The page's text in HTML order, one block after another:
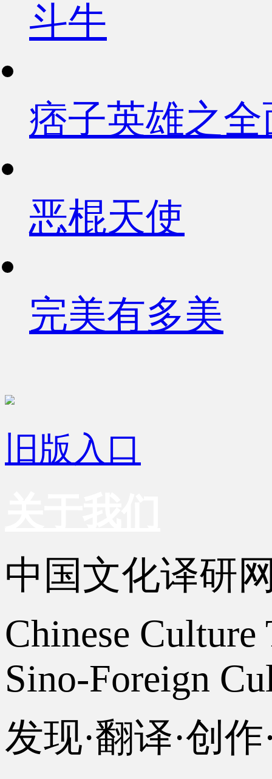
斗牛
痞子英雄之
恶棍天使
完美有多美
旧版入口
中国文化译研
Chinese
Sino-Foreign
发现·翻译·创